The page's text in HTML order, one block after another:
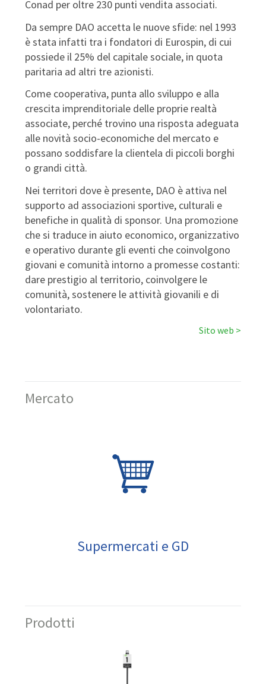
Conad per oltre 230 punti vendita associati.
Da sempre DAO accetta le nuove sfide: nel 1993
è stata infatti tra i fondatori di Eurospin, di cui
possiede il 25% del capitale sociale, in quota
paritaria ad altri tre azionisti.
Come cooperativa, punta allo sviluppo e alla
crescita imprenditoriale delle proprie realtà
associate, perché trovino una risposta adeguata
alle novità socio-economiche del mercato e
possano soddisfare la clientela di piccoli borghi
o grandi città.
Nei territori dove è presente, DAO è attiva nel
supporto ad associazioni sportive, culturali e
benefiche in qualità di sponsor. Una promozione
che si traduce in aiuto economico, organizzativo
e operativo durante gli eventi che coinvolgono
giovani e comunità intorno a promesse costanti:
dare prestigio al territorio, coinvolgere le
comunità, sostenere le attività giovanili e di
volontariato.
Sito web
Mercato
Supermercati e GD
Prodotti